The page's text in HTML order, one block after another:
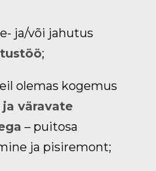
ja/või jahutus
;
olemas kogemus
väravate
– puitosa
ja pisiremont;